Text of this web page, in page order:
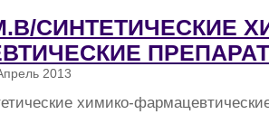
СИНТЕТИЧЕСКИЕ
2013
химико-